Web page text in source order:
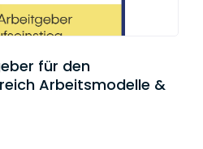
für den
Arbeitsmodelle &